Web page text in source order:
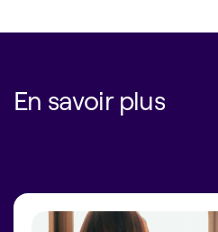
En savoir plus